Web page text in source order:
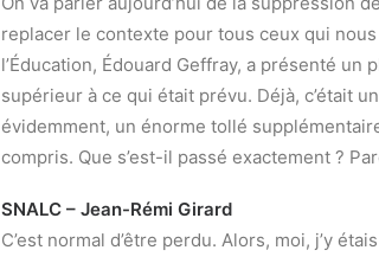
replacer le contexte pour tous ceux qui
l’Éducation, Édouard Geffray, a présenté
supérieur à ce qui était prévu. Déjà, c’était
évidemment, un énorme tollé
compris. Que s’est-il passé exactement ?
SNALC – Jean-Rémi Girard
C’est normal d’être perdu. Alors, moi, j’y